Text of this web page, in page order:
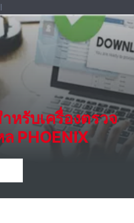
หรับเครื่องตรวจ
PHOENIX